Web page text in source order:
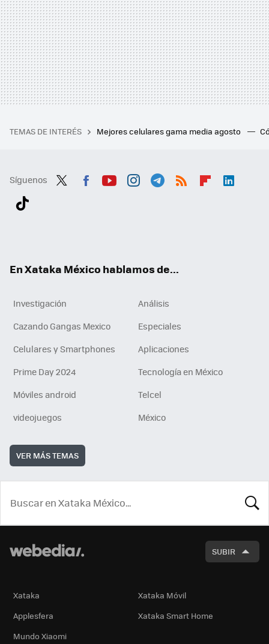
TEMAS DE INTERÉS Mejores celulares gama media agosto
Síguenos
En Xataka México hablamos de...
Investigación
Análisis
Cazando Gangas Mexico
Especiales
Celulares y Smartphones
Aplicaciones
Prime Day 2024
Tecnología en México
Móviles android
Telcel
videojuegos
México
VER MÁS TEMAS
SUBIR
Xataka
Xataka Móvil
Applesfera
Xataka Smart Home
Mundo Xiaomi